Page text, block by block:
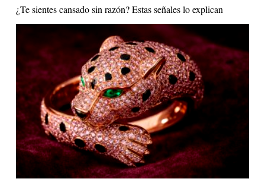
¿Te sientes cansado sin razón? Estas señales lo explican